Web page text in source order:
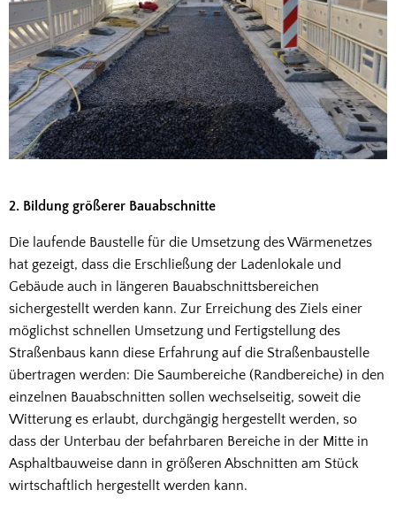
2. Bildung größerer Bauabschnitte
Die laufende Baustelle für die Umsetzung des Wärmenetzes
hat gezeigt, dass die Erschließung der Ladenlokale und
Gebäude auch in längeren Bauabschnittsbereichen
sichergestellt werden kann. Zur Erreichung des Ziels einer
möglichst schnellen Umsetzung und Fertigstellung des
Straßenbaus kann diese Erfahrung auf die Straßenbaustelle
übertragen werden: Die Saumbereiche (Randbereiche) in den
einzelnen Bauabschnitten sollen wechselseitig, soweit die
Witterung es erlaubt, durchgängig hergestellt werden, so
dass der Unterbau der befahrbaren Bereiche in der Mitte in
Asphaltbauweise dann in größeren Abschnitten am Stück
wirtschaftlich hergestellt werden kann.